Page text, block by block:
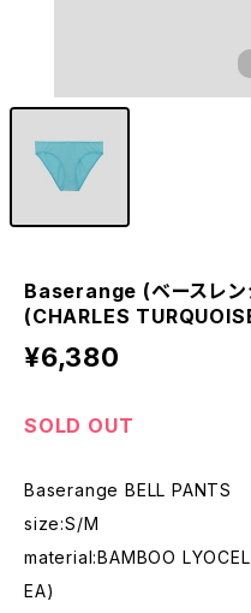
Baserange (ベースレ
(CHARLES
¥6,380
SOLD OUT
Baserange BELL PANTS
size:S/M
material:BAMBOO
EA)